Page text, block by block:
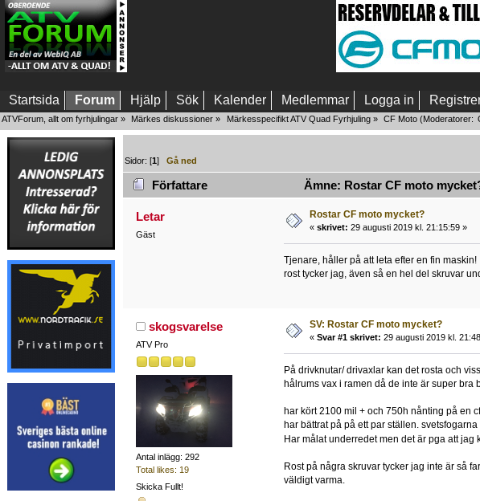
Startsida Forum Hjälp Sök Kalender Medlemmar Logga in
ATVForum, allt om fyrhjulingar » Märkes diskussioner » Märkesspecifikt ATV Quad Fyrhjuling» CF Moto(Moderatorer:
Sidor: [1]Gå ned
Författare Ämne: Rostar CF moto
Letar
Gäst
Rostar CF moto mycket?
« skrivet: 29 augusti 2019 kl. 21:15:59 »
Tjenare, håller på att leta efter en fin
rost tycker jag, även så en hel del skruvar
skogsvarelse
ATV Pro
Antal inlägg: 292
Total likes: 19
Skicka Fullt!
SV: Rostar CF moto mycket?
« Svar #1 skrivet: 29 augusti 2019 kl.
På drivknutar/ drivaxlar kan det rosta och
hålrums vax i ramen då de inte är super bra
har kört 2100 mil + och 750h nånting på en
har bättrat på på ett par ställen.
Har målat underredet men det är pga att
Rost på några skruvar tycker jag inte är så
väldigt varma.